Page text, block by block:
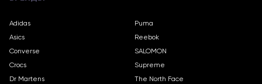
Adidas
Asics
Converse
Crocs
Dr Martens
Puma
Reebok
SALOMON
Supreme
The North Face